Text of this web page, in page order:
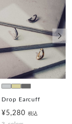
Drop Earcuff
¥5,280 税込
次の